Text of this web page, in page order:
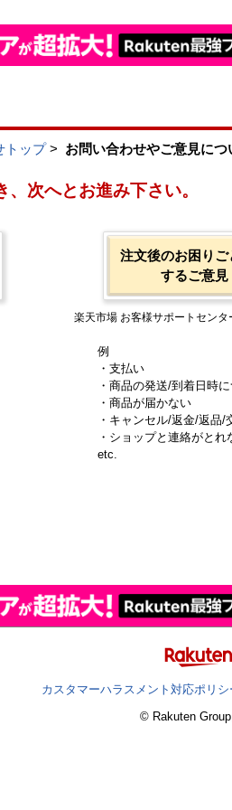
トップ> お問い合わせやご意見につ
次へとお進み下さい。
注文後のお困りご
するご意見
楽天市場 お客様サポートセンタ
例
・支払い
・商品の発送/到着日時
・商品が届かない
・キャンセル/返金/返品/
・ショップと連絡がとれ
etc.
カスタマーハラスメント対応ポリシ
© Rakuten